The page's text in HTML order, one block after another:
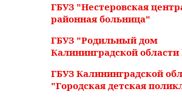
ГБУЗ "Нестеровская
районная больница"
ГБУЗ "Родильный дом
Калининградской
ГБУЗ Калининградской
"Городская детская